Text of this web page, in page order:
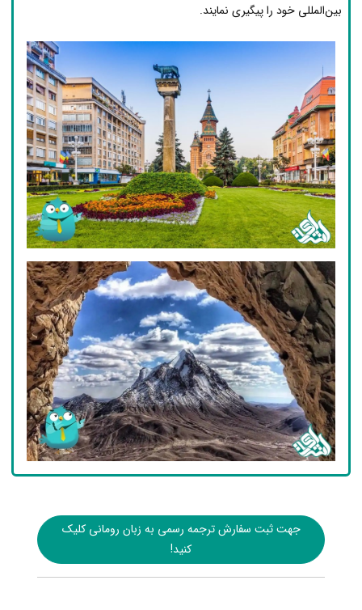
بین‌المللی خود را پیگیری نمایند.
جهت ثبت سفارش ترجمه رسمی به زبان رومانی کلیک
کنید!